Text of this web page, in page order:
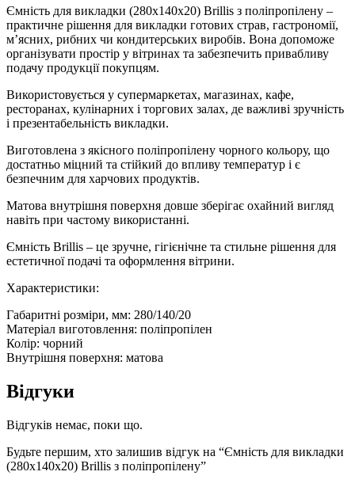
Ємність для викладки (280x140x20) Brillis з поліпропілену –
практичне рішення для викладки готових страв, гастрономії,
м’ясних, рибних чи кондитерських виробів. Вона допоможе
організувати простір у вітринах та забезпечить привабливу
подачу продукції покупцям.
Використовується у супермаркетах, магазинах, кафе,
ресторанах, кулінарних і торгових залах, де важливі зручність
і презентабельність викладки.
Виготовлена з якісного поліпропілену чорного кольору, що
достатньо міцний та стійкий до впливу температур і є
безпечним для харчових продуктів.
Матова внутрішня поверхня довше зберігає охайний вигляд
навіть при частому використанні.
Ємність Brillis – це зручне, гігієнічне та стильне рішення для
естетичної подачі та оформлення вітрини.
Характеристики:
Габаритні розміри, мм: 280/140/20
Матеріал виготовлення: поліпропілен
Колір: чорний
Внутрішня поверхня: матова
Відгуки
Відгуків немає, поки що.
Будьте першим, хто залишив відгук на “Ємність для викладки
(280x140x20) Brillis з поліпропілену”